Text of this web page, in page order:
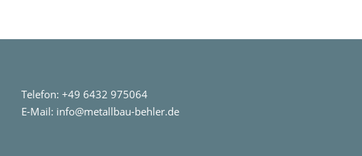
Telefon: +49 6432 975064
E-Mail: info@metallbau-behler.de